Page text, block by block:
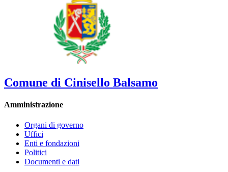
Comune di Cinisello Balsamo
Amministrazione
Organi di governo
Uffici
Enti e fondazioni
Politici
Documenti e dati